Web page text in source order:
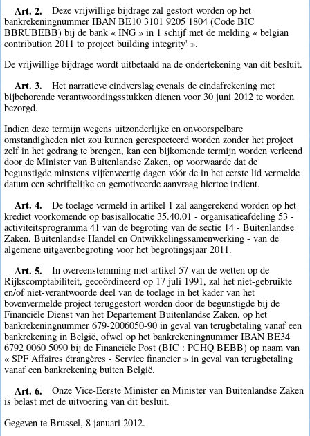
Art. 2.
Deze vrijwillige bijdrage zal gestort worden op het
bankrekeningnummer IBAN BE10 3101 9205 1804 (Code BIC
BBRUBEBB) bij de bank « ING » in 1 schijf met de melding « belgian
contribution 2011 to project building integrity' ».
De vrijwillige bijdrage wordt uitbetaald na de ondertekening van dit besluit.
Art. 3.
Het narratieve eindverslag evenals de eindafrekening met
bijbehorende verantwoordingsstukken dienen voor 30 juni 2012 te worden
bezorgd.
Indien deze termijn wegens uitzonderlijke en onvoorspelbare
omstandigheden niet zou kunnen gerespecteerd worden zonder het project
zelf in het gedrang te brengen, kan een bijkomende termijn worden verleend
door de Minister van Buitenlandse Zaken, op voorwaarde dat de
begunstigde minstens vijfenveertig dagen vóór de in het eerste lid vermelde
datum een schriftelijke en gemotiveerde aanvraag hiertoe indient.
Art. 4.
De toelage vermeld in artikel 1 zal aangerekend worden op het
krediet voorkomende op basisallocatie 35.40.01 - organisatieafdeling 53 -
activiteitsprogramma 41 van de begroting van de sectie 14 - Buitenlandse
Zaken, Buitenlandse Handel en Ontwikkelingssamenwerking - van de
algemene uitgavenbegroting voor het begrotingsjaar 2011.
Art. 5.
In overeenstemming met artikel 57 van de wetten op de
Rijkscomptabiliteit, gecoördineerd op 17 juli 1991, zal het niet-gebruikte
en/of niet-verantwoorde deel van de toelage in het kader van het
bovenvermelde project teruggestort worden door de begunstigde bij de
Financiële Dienst van het Departement Buitenlandse Zaken, op het
bankrekeningnummer 679-2006050-90 in geval van terugbetaling vanaf een
bankrekening in België, ofwel op het bankrekeningnummer IBAN BE34
6792 0060 5090 bij de Financiële Post (BIC : PCHQ BEBB) op naam van
« SPF Affaires étrangères - Service financier » in geval van terugbetaling
vanaf een bankrekening buiten België.
Art. 6.
Onze Vice-Eerste Minister en Minister van Buitenlandse Zaken
is belast met de uitvoering van dit besluit.
Gegeven te Brussel, 8 januari 2012.